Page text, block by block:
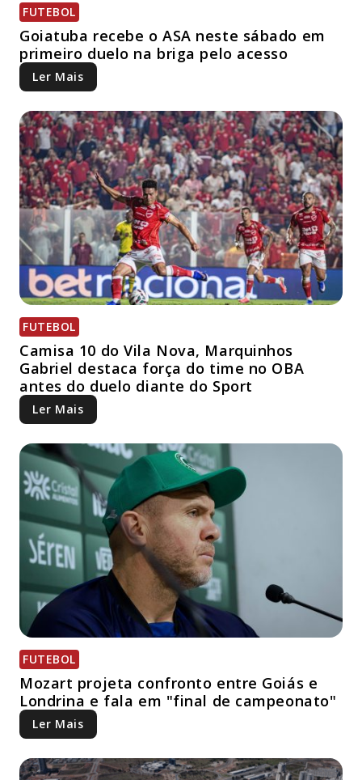
FUTEBOL
Goiatuba recebe o ASA neste sábado em
primeiro duelo na briga pelo acesso
Ler Mais
FUTEBOL
Camisa 10 do Vila Nova, Marquinhos
Gabriel destaca força do time no OBA
antes do duelo diante do Sport
Ler Mais
FUTEBOL
Mozart projeta confronto entre Goiás e
Londrina e fala em "final de campeonato"
Ler Mais